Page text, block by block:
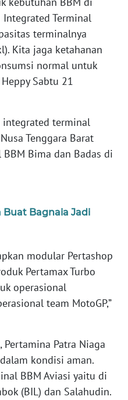
Terminal
terminalnya
Kita jaga ketahanan
normal untuk
Sabtu 21
integrated terminal
Tenggara Barat
Bima dan Badas di
Buat Bagnaia Jadi
modular Pertashop
Pertamax Turbo
operasional
team MotoGP,”
Pertamina Patra Niaga
kondisi aman.
BBM Aviasi yaitu di
(BIL) dan Salahudin.